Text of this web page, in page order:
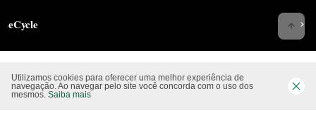
eCycle
Siga-nos nas rede sociais
Utilizamos cookies para oferecer uma melhor experiência de
navegação. Ao navegar pelo site você concorda com o uso dos
mesmos. Saiba mais